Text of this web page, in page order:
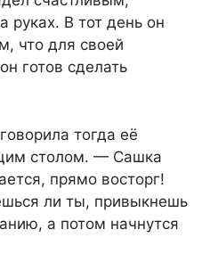
руках. В тот день он
что для своей
готов сделать
тогда её
столом. — Сашка
прямо восторг!
ли ты, привыкнешь
а потом начнутся